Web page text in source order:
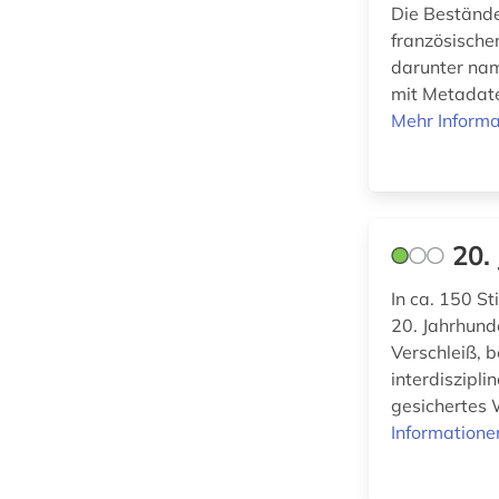
Die
darunter
mit
Mehr
In ca. 150
20.
Verschleiß,
gesichertes